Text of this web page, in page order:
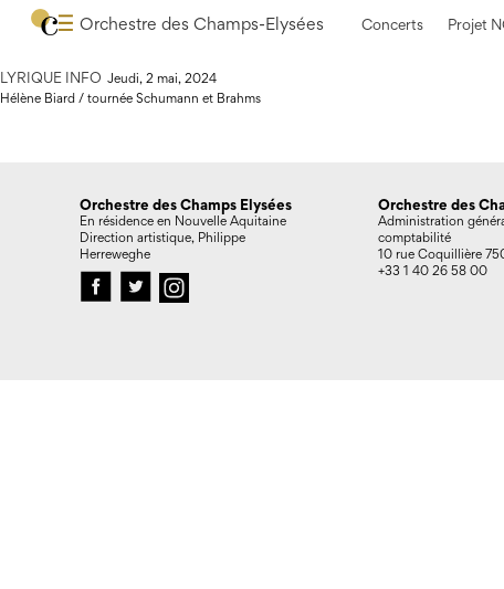
Orchestre des Champs-Elysées Concerts Projet
La lecture de Philippe Herreweghe du chef d’œuvre de Brahms
Cette symphonie d’une durée de 35 minutes trouve là des
LYRIQUE INFO Jeudi, 2 mai, 2024
Hélène Biard / tournée Schumann et Brahms
Orchestre des Champs Elysées
En résidence en Nouvelle Aquitaine
Direction artistique, Philippe
Herreweghe
Orchestre des
Administration
comptabilité
10 rue Coquillière
+33 1 40 26 58 00